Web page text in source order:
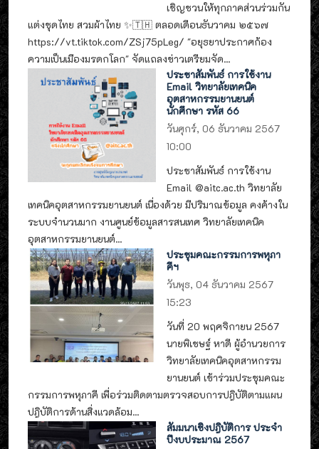
เชิญชวนให้ทุกภาคส่วนร่วมกัน
แต่งชุดไทย สวมผ้าไทย ✨🇹🇭 ตลอดเดือนธันวาคม ๒๕๖๗
https://vt.tiktok.com/ZSj75pLeg/ "อยุธยาประกาศก้อง
ความเป็นเมืองมรดกโลก" จัดแถลงข่าวเตรียมจัด...
ประชาสัมพันธ์ การใช้งาน
Email วิทยาลัยเทคนิค
อุตสาหกรรมยานยนต์
นักศึกษา รหัส 66
วันศุกร์, 06 ธันวาคม 2567
10:00
ประชาสัมพันธ์ การใช้งาน
Email @aitc.ac.th วิทยาลัย
เทคนิคอุตสาหกรรมยานยนต์ เนื่องด้วย มีปริมาณข้อมูล คงค้างใน
ระบบจำนวนมาก งานศูนย์ข้อมูลสารสนเทศ วิทยาลัยเทคนิค
อุตสาหกรรมยานยนต์...
ประชุมคณะกรรมการพหุภา
คีฯ
วันพุธ, 04 ธันวาคม 2567
15:23
วันที่ 20 พฤศจิกายน 2567
นายพิเชษฐ์ หาดี ผู้อำนวยการ
วิทยาลัยเทคนิคอุตสาหกรรม
ยานยนต์ เข้าร่วมประชุมคณะ
กรรมการพหุภาคี เพื่อร่วมติดตามตรวจสอบการปฎิบัติตามแผน
ปฎิบัติการด้านสิ่งแวดล้อม...
สัมมนาเชิงปฎิบัติการ ประจำ
ปีงบประมาณ 2567